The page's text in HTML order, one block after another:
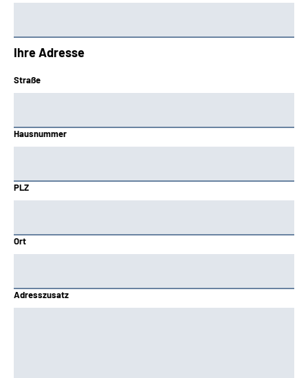
Ihre Adresse
Straße
Hausnummer
PLZ
Ort
Adresszusatz